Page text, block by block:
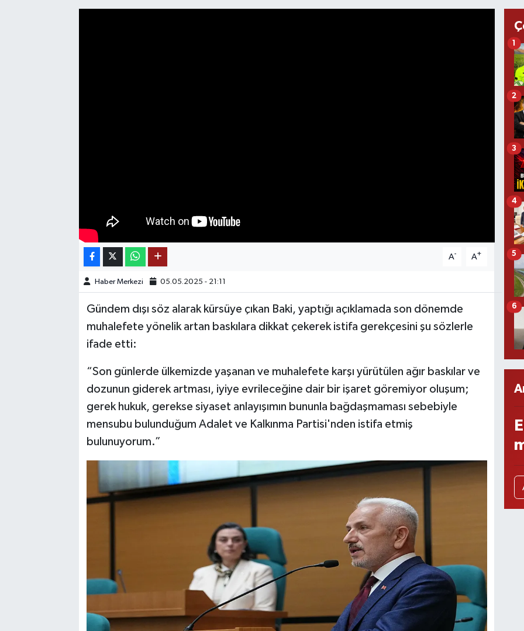
A- A+
Haber Merkezi 05.05.2025 - 21:11
Gündem dışı söz alarak kürsüye çıkan Baki, yaptığı açıklamada son dönemde
muhalefete yönelik artan baskılara dikkat çekerek istifa gerekçesini şu sözlerle
ifade etti:
“Son günlerde ülkemizde yaşanan ve muhalefete karşı yürütülen ağır baskılar ve
dozunun giderek artması, iyiye evrileceğine dair bir işaret göremiyor oluşum;
gerek hukuk, gerekse siyaset anlayışımın bununla bağdaşmaması sebebiyle
mensubu bulunduğum Adalet ve Kalkınma Partisi'nden istifa etmiş
bulunuyorum.”
1
2
3
4
5
6
KÜLTÜR SANAT